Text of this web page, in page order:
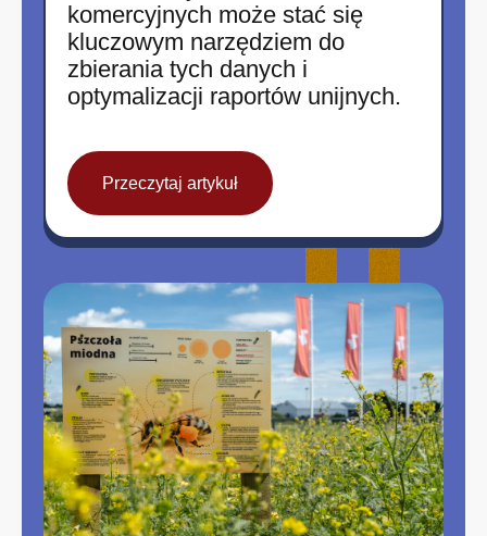
komercyjnych może stać się
kluczowym narzędziem do
zbierania tych danych i
optymalizacji raportów unijnych.
Przeczytaj artykuł